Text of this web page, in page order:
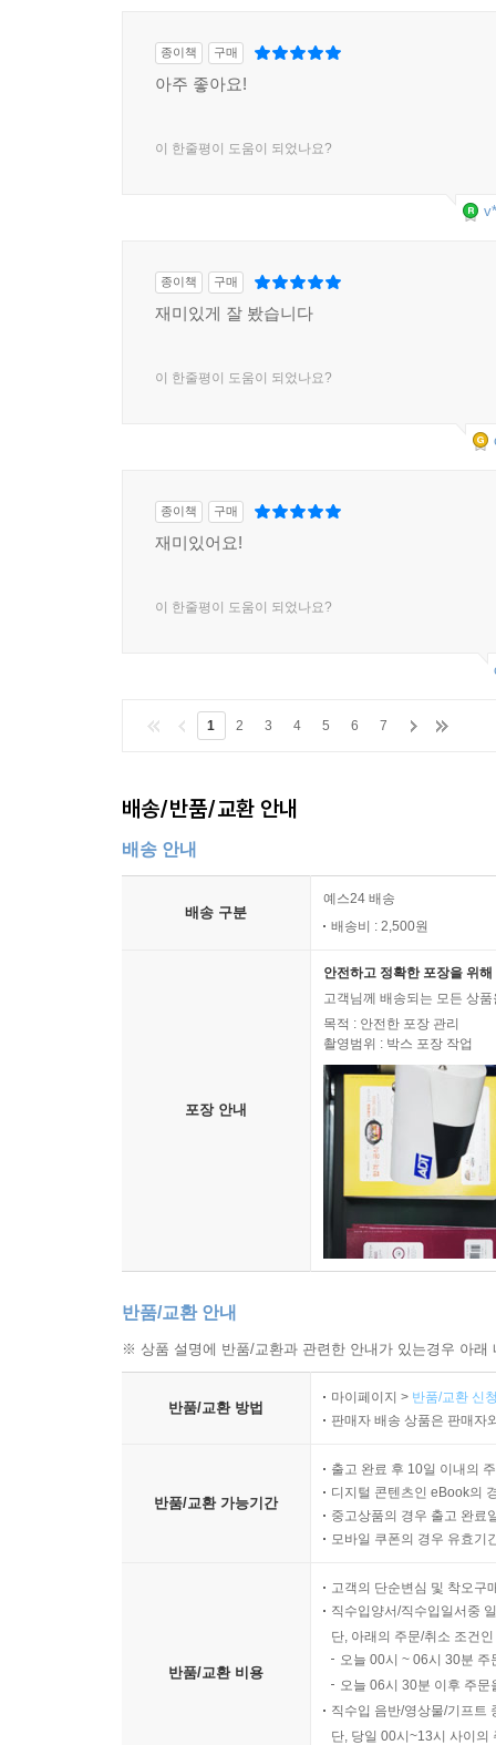
종이책 구매
아주 좋아요!
이 한줄평이 도움이 되었나요?
종이책 구매
재미있게 잘 봤습니다
이 한줄평이 도움이 되었나요?
종이책 구매
재미있어요!
이 한줄평이 도움이 되었나요?
1 2 3 4 5 6 7
배송/반품/교환 안내
배송 안내
배송 구분
예스24 배송
배송비 : 2,500원
포장 안내
안전하고 정확한 포장을 위
고객님께 배송되는 모든 상
목적 : 안전한 포장 관리
촬영범위 : 박스 포장 작업
반품/교환 안내
※ 상품 설명에 반품/교환과 관련한 안내가 있는경우 아
반품/교환 방법
마이페이지 > 반품/교환 신
판매자 배송 상품은 판매자
반품/교환 가능기간
출고 완료 후 10일 이내의
디지털 콘텐츠인 eBook의
중고상품의 경우 출고 완료
모바일 쿠폰의 경우 유효기
반품/교환 비용
고객의 단순변심 및 착오구
직수입양서/직수입일서중
단, 아래의 주문/취소 조건
오늘 00시 ~ 06시 30분
오늘 06시 30분 이후 주
직수입 음반/영상물/기프트
단, 당일 00시~13시 사이의